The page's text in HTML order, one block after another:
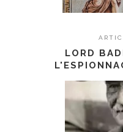
LORD